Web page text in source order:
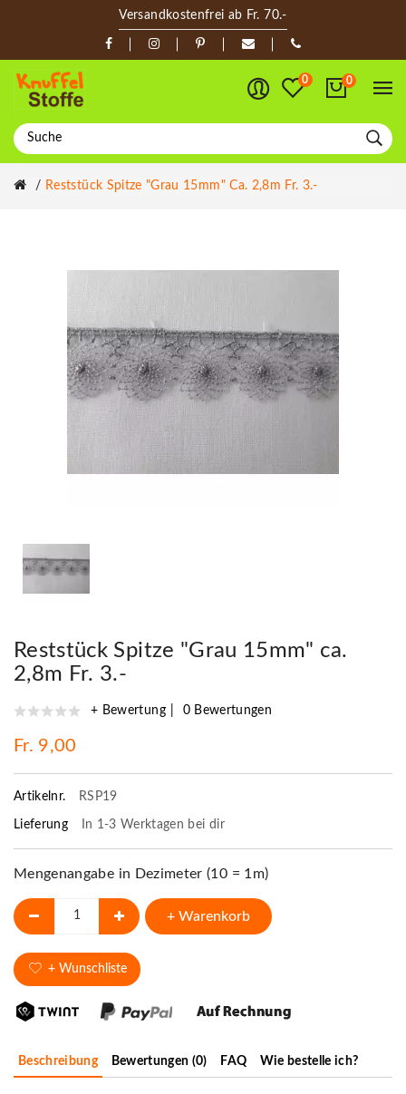
Versandkostenfrei ab Fr. 70.-
0 0
Reststück Spitze "Grau 15mm" Ca. 2,8m Fr. 3.-
Reststück Spitze "Grau 15mm" ca.
2,8m Fr. 3.-
+ Bewertung 0 Bewertungen
Fr. 9,00
Artikelnr. RSP19
Lieferung In 1-3 Werktagen bei dir
Mengenangabe in Dezimeter (10 = 1m)
+ Warenkorb
+ Wunschliste
Beschreibung Bewertungen (0) FAQ Wie bestelle ich?